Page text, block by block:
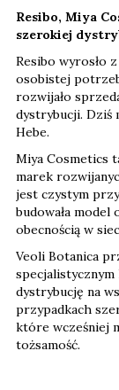
Resibo, Miya
szerokiej
Resibo wyrosło
osobistej
rozwijało
dystrybucji. Dziś
Hebe.
Miya Cosmetics
marek
jest czystym
budowała model
obecnością w
Veoli Botanica
specjalistycznym
dystrybucję na
przypadkach
które wcześniej
tożsamość.